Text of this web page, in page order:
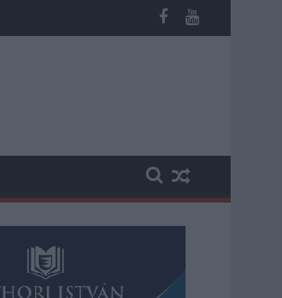
a menetrendhez képest, kimaradás is